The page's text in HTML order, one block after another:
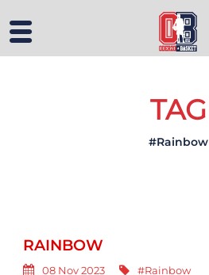
TAG
#Rainbow
RAINBOW
08 Nov 2023 #Rainbow